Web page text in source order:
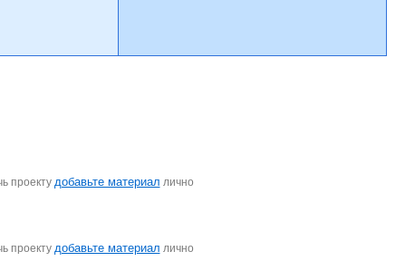
проекту добавьте материал лично
проекту добавьте материал лично